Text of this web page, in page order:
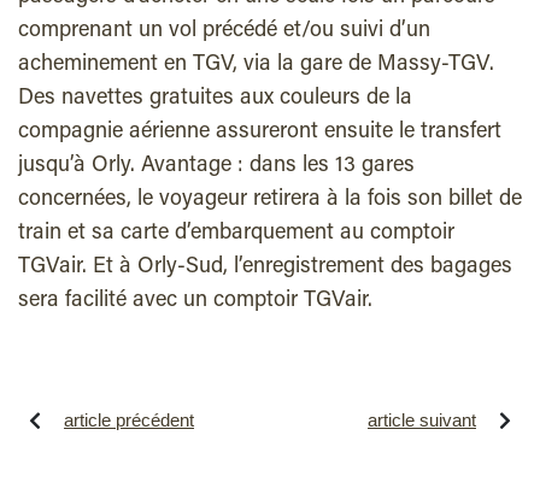
comprenant un vol précédé et/ou suivi d’un
acheminement en TGV, via la gare de Massy-TGV.
Des navettes gratuites aux couleurs de la
compagnie aérienne assureront ensuite le transfert
jusqu’à Orly. Avantage : dans les 13 gares
concernées, le voyageur retirera à la fois son billet de
train et sa carte d’embarquement au comptoir
TGVair. Et à Orly-Sud, l’enregistrement des bagages
sera facilité avec un comptoir TGVair.
article précédent article suivant